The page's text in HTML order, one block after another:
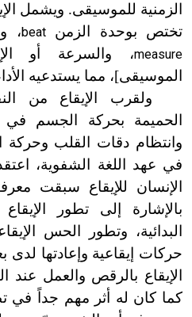
الزمنية للموسيقى. ويشمل
تختص بوحدة الزمنbeat،
measure، والسرعة أو
الموسيقى]، مما يستدعيه
ولقرب الإيقاع من
الحميمة بحركة الجسم في
وانتظام دقات القلب
في عهد اللغة الشفوية،
الإنسان للإيقاع سبقت
بالإشارة إلى تطور
البدائية، وتطور الحس
حركات إيقاعية وإعادتها لدى
الإيقاع بالرقص والعمل عند
كما كان له أثر مهم جداً في